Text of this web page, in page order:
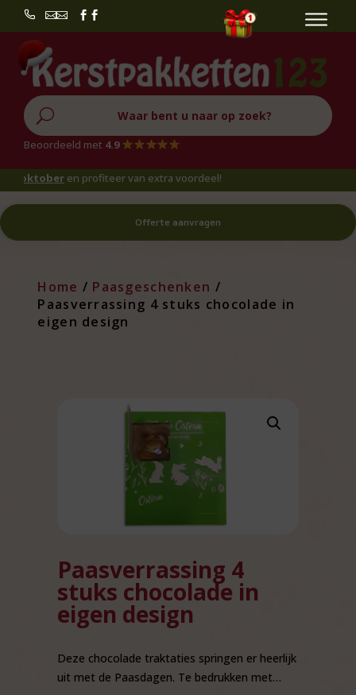
 
U
Beoordeeld met 4.9
en profiteer van extra voordeel!
Offerte aanvragen
Home / Paasgeschenken /
Paasverrassing 4 stuks chocolade in
eigen design
Paasverrassing 4
stuks chocolade in
eigen design
Deze chocolade traktaties springen er heerlijk
uit met de Paasdagen. Te bedrukken met…